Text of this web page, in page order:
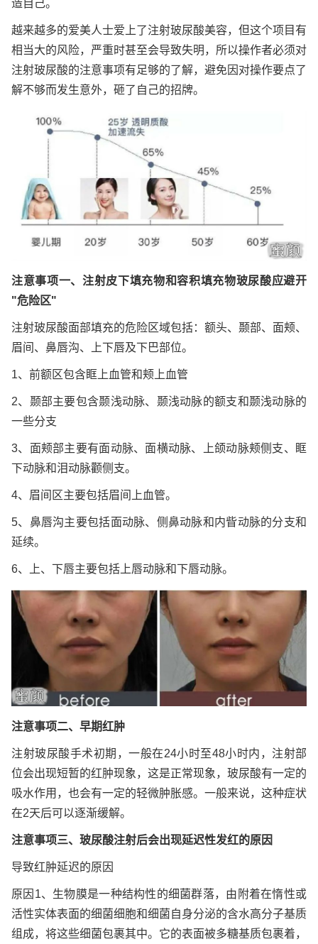
造自己。
越来越多的爱美人士爱上了注射玻尿酸美容，但这个项目有
相当大的风险，严重时甚至会导致失明，所以操作者必须对
注射玻尿酸的注意事项有足够的了解，避免因对操作要点了
解不够而发生意外，砸了自己的招牌。
注意事项一、注射皮下填充物和容积填充物玻尿酸应避开
"危险区"
注射玻尿酸面部填充的危险区域包括：额头、颞部、面颊、
眉间、鼻唇沟、上下唇及下巴部位。
1、前额区包含眶上血管和颊上血管
2、颞部主要包含颞浅动脉、颞浅动脉的额支和颞浅动脉的
一些分支
3、面颊部主要有面动脉、面横动脉、上颌动脉颊侧支、眶
下动脉和泪动脉颧侧支。
4、眉间区主要包括眉间上血管。
5、鼻唇沟主要包括面动脉、侧鼻动脉和内眥动脉的分支和
延续。
6、上、下唇主要包括上唇动脉和下唇动脉。
注意事项二、早期红肿
注射玻尿酸手术初期，一般在24小时至48小时内，注射部
位会出现短暂的红肿现象，这是正常现象，玻尿酸有一定的
吸水作用，也会有一定的轻微肿胀感。一般来说，这种症状
在2天后可以逐渐缓解。
注意事项三、玻尿酸注射后会出现延迟性发红的原因
导致红肿延迟的原因
原因1、生物膜是一种结构性的细菌群落，由附着在惰性或
活性实体表面的细菌细胞和细菌自身分泌的含水高分子基质
组成，将这些细菌包裹其中。它的表面被多糖基质包裹着，